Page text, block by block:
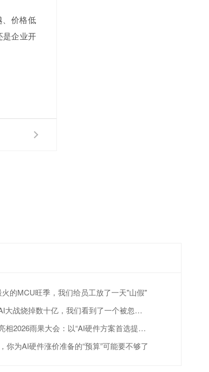
价格低
是企业开
的MCU旺季，我们给员工放了一天"山假"
当春晚AI大战烧掉数十亿，我们看到了一个被忽视的真相
宇凡微亮相2026雨果大会：以“AI硬件方案首选提供商”赋能跨境出海
你为AI硬件涨价准备的“预算”可能要不够了